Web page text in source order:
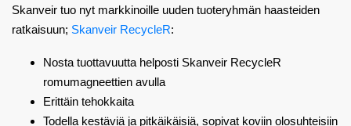
Skanveir tuo nyt markkinoille uuden tuoteryhmän haasteiden
ratkaisuun; Skanveir RecycleR:
Nosta tuottavuutta helposti Skanveir RecycleR
romumagneettien avulla
Erittäin tehokkaita
Todella kestäviä ja pitkäikäisiä, sopivat koviin olosuhteisiin